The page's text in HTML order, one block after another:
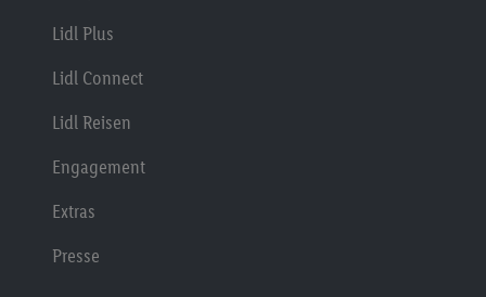
Lidl Plus
Lidl Connect
Lidl Reisen
Engagement
Extras
Presse